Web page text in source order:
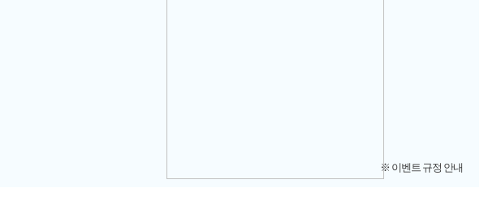
※ 이벤트 규정 안내